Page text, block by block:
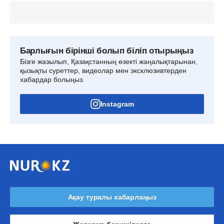
Барлығын бірінші болып біліп отырыңыз
Бізге жазылып, Қазақстанның өзекті жаңалықтарынан,
қызықты суреттер, видеолар мен эксклюзивтерден
хабардар болыңыз.
Instagram
Ақау туралы хабарлаңыз